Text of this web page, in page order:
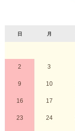
日 月
2 3
9 10
16 17
23 24